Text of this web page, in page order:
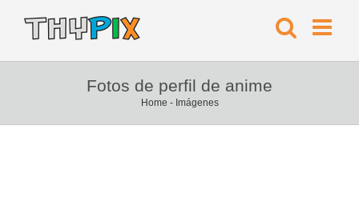
Fotos de perfil de anime
Home - Imágenes